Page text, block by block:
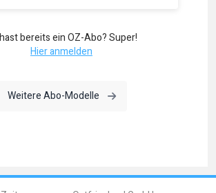
bereits ein OZ-Abo? Super!
Hier anmelden
Weitere Abo-Modelle